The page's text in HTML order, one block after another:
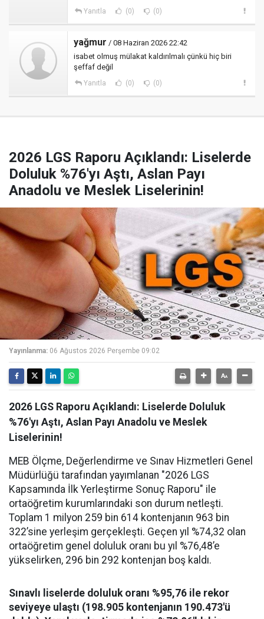
Yanıtla (0) (0)
yağmur / 08 Haziran 2026 22:42
isabet olmuş mülakat kaldırılmalı çünkü hiç biri
şeffaf değil
Yanıtla (0) (0)
2026 LGS Raporu Açıklandı: Liselerde
Doluluk %76'yı Aştı, Aslan Payı
Anadolu ve Meslek Liselerinin!
Yayınlanma: 06 Ağustos 2026 Perşembe 09:02
2026 LGS Raporu Açıklandı: Liselerde Doluluk
%76'yı Aştı, Aslan Payı Anadolu ve Meslek
Liselerinin!
MEB Ölçme, Değerlendirme ve Sınav Hizmetleri Genel
Müdürlüğü tarafından yayımlanan "2026 LGS
Kapsamında İlk Yerleştirme Sonuç Raporu" ile
ortaöğretim kurumlarındaki son durum netleşti.
Toplam 1 milyon 259 bin 614 kontenjanın 963 bin
322’sine yerleşim gerçekleşti. Geçen yıl %74,32 olan
ortaöğretim genel doluluk oranı bu yıl %76,48’e
yükselirken, 296 bin 292 kontenjan boş kaldı.
Sınavlı liselerde doluluk oranı %95,76 ile rekor
seviyeye ulaştı (198.905 kontenjanın 190.473'ü